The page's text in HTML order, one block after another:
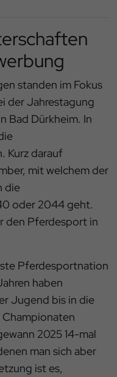
standen im Fokus
der Jahrestagung
Bad Dürkheim. In
Kurz darauf
mit welchem der
die
oder 2044 geht.
den Pferdesport in
Pferdesportnation
haben
Jugend bis in die
2025 14-mal
man sich aber
ist es,